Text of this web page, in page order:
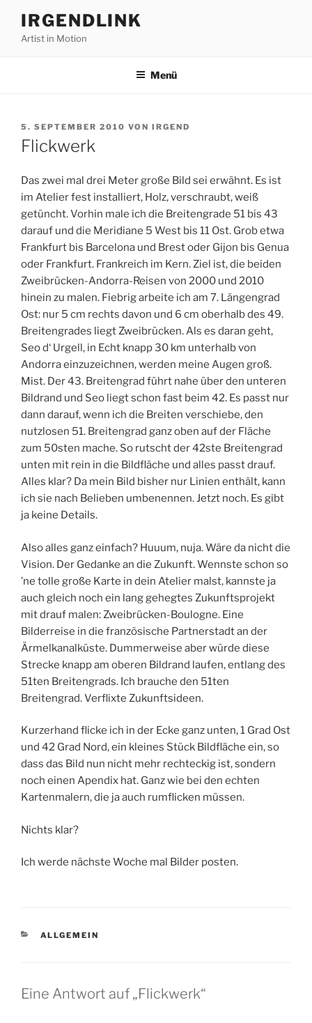
Inhalt
springen
IRGENDLINK
Artist in Motion
Menü
VERÖFFENTLICHT
AM
5. SEPTEMBER 2010 VON IRGEND
Flickwerk
Das zwei mal drei Meter große Bild sei erwähnt. Es ist
im Atelier fest installiert, Holz, verschraubt, weiß
getüncht. Vorhin male ich die Breitengrade 51 bis 43
darauf und die Meridiane 5 West bis 11 Ost. Grob etwa
Frankfurt bis Barcelona und Brest oder Gijon bis Genua
oder Frankfurt. Frankreich im Kern. Ziel ist, die beiden
Zweibrücken-Andorra-Reisen von 2000 und 2010
hinein zu malen. Fiebrig arbeite ich am 7. Längengrad
Ost: nur 5 cm rechts davon und 6 cm oberhalb des 49.
Breitengrades liegt Zweibrücken. Als es daran geht,
Seo d‘ Urgell, in Echt knapp 30 km unterhalb von
Andorra einzuzeichnen, werden meine Augen groß.
Mist. Der 43. Breitengrad führt nahe über den unteren
Bildrand und Seo liegt schon fast beim 42. Es passt nur
dann darauf, wenn ich die Breiten verschiebe, den
nutzlosen 51. Breitengrad ganz oben auf der Fläche
zum 50sten mache. So rutscht der 42ste Breitengrad
unten mit rein in die Bildfläche und alles passt drauf.
Alles klar? Da mein Bild bisher nur Linien enthält, kann
ich sie nach Belieben umbenennen. Jetzt noch. Es gibt
ja keine Details.
Also alles ganz einfach? Huuum, nuja. Wäre da nicht die
Vision. Der Gedanke an die Zukunft. Wennste schon so
’ne tolle große Karte in dein Atelier malst, kannste ja
auch gleich noch ein lang gehegtes Zukunftsprojekt
mit drauf malen: Zweibrücken-Boulogne. Eine
Bilderreise in die französische Partnerstadt an der
Ärmelkanalküste. Dummerweise aber würde diese
Strecke knapp am oberen Bildrand laufen, entlang des
51ten Breitengrads. Ich brauche den 51ten
Breitengrad. Verflixte Zukunftsideen.
Kurzerhand flicke ich in der Ecke ganz unten, 1 Grad Ost
und 42 Grad Nord, ein kleines Stück Bildfläche ein, so
dass das Bild nun nicht mehr rechteckig ist, sondern
noch einen Apendix hat. Ganz wie bei den echten
Kartenmalern, die ja auch rumflicken müssen.
Nichts klar?
Ich werde nächste Woche mal Bilder posten.
KATEGORIEN
ALLGEMEIN
Eine Antwort auf „Flickwerk“